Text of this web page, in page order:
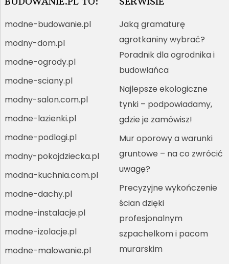
modne-budowanie.pl
modny-dom.pl
modne-ogrody.pl
modne-sciany.pl
modny-salon.com.pl
modne-lazienki.pl
modne-podlogi.pl
modny-pokojdziecka.pl
modna-kuchnia.com.pl
modne-dachy.pl
modne-instalacje.pl
modne-izolacje.pl
modne-malowanie.pl
Jaką gramaturę
agrotkaniny wybrać?
Poradnik dla ogrodnika i
budowlańca
Najlepsze ekologiczne
tynki – podpowiadamy,
gdzie je zamówisz!
Mur oporowy a warunki
gruntowe – na co zwrócić
uwagę?
Precyzyjne wykończenie
ścian dzięki
profesjonalnym
szpachelkom i pacom
murarskim